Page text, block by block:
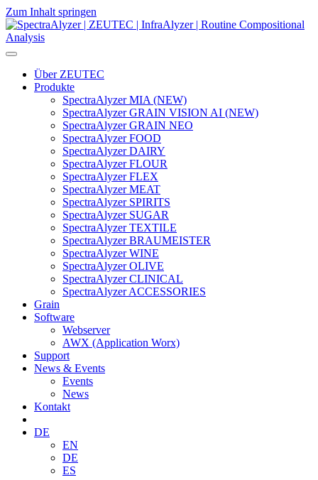
Zum Inhalt springen
Hauptnavigation
Über ZEUTEC
Produkte
SpectraAlyzer MIA (NEW)
SpectraAlyzer GRAIN VISION AI (NEW)
SpectraAlyzer GRAIN NEO
SpectraAlyzer FOOD
SpectraAlyzer DAIRY
SpectraAlyzer FLOUR
SpectraAlyzer FLEX
SpectraAlyzer MEAT
SpectraAlyzer SPIRITS
SpectraAlyzer SUGAR
SpectraAlyzer TEXTILE
SpectraAlyzer BRAUMEISTER
SpectraAlyzer WINE
SpectraAlyzer OLIVE
SpectraAlyzer CLINICAL
SpectraAlyzer ACCESSORIES
Grain
Software
Webserver
AWX (Application Worx)
Support
News & Events
Events
News
Kontakt
DE
EN
DE
ES